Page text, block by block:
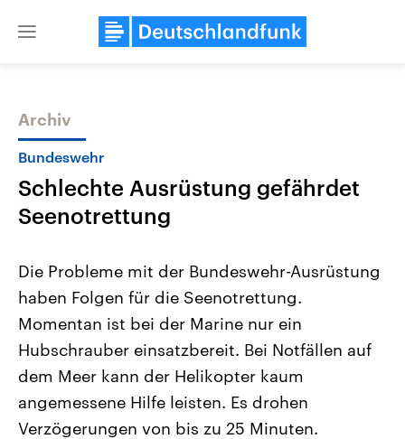
Close
Themen
Landtagswahl Sachsen-Anhalt
2026
Alle Informationen
Sachsen-Anhalt wählt am 6.
September 2026 einen neuen
Landtag. Seit 2021 wird das
Bundesland von einer Koalition aus
CDU, SPD und FDP regiert.-
Umfragen, Prognosen,
Aktuelle Beiträge,
Hintergründe
Wirtschaftlich und
gehören die Vereinigten
den mächtigsten Ländern
mit großem Einfluss auf
Archiv
Bundeswehr
Schlechte Ausrüstung gefährdet
Seenotrettung
Die Probleme mit der Bundeswehr-Ausrüstung
haben Folgen für die Seenotrettung.
Momentan ist bei der Marine nur ein
Hubschrauber einsatzbereit. Bei Notfällen auf
dem Meer kann der Helikopter kaum
angemessene Hilfe leisten. Es drohen
Verzögerungen von bis zu 25 Minuten.